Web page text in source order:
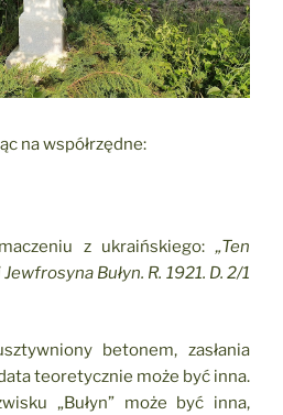
na współrzędne:
z ukraińskiego:„Ten
Bułyn. R. 1921. D. 2/1
betonem, zasłania
teoretycznie może być inna.
„Bułyn” może być inna,